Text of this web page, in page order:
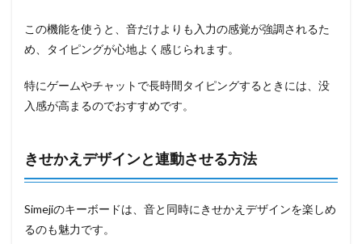
この機能を使うと、音だけよりも入力の感覚が強調されるた
め、タイピングが心地よく感じられます。
特にゲームやチャットで長時間タイピングするときには、没
入感が高まるのでおすすめです。
きせかえデザインと連動させる方法
Simejiのキーボードは、音と同時にきせかえデザインを楽しめ
るのも魅力です。